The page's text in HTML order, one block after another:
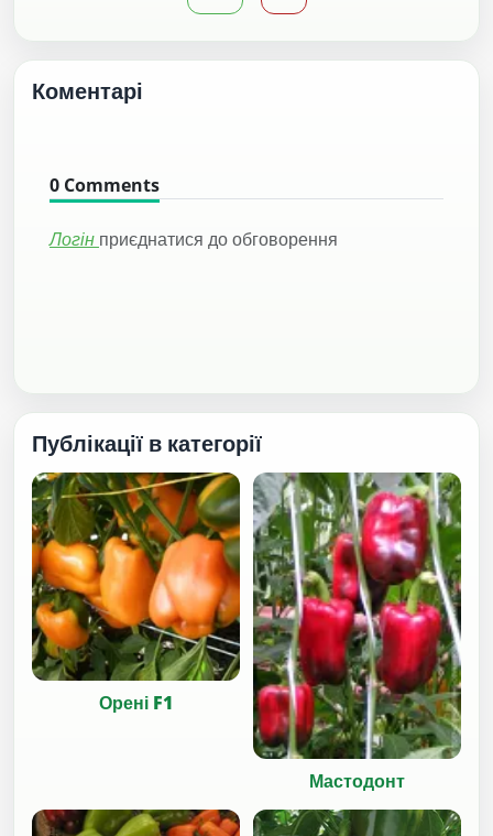
Коментарі
0 Comments
Логін приєднатися до обговорення
Публікації в категорії
Орені F1
Мастодонт